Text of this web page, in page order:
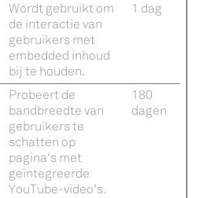
Wordt gebruikt om
de interactie van
gebruikers met
embedded inhoud
bij te houden.
1 dag
Probeert de
bandbreedte van
gebruikers te
schatten op
pagina's met
geïntegreerde
YouTube-video's.
180
dagen